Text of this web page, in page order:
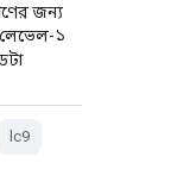
জন্য
লেভেল-১
lc9